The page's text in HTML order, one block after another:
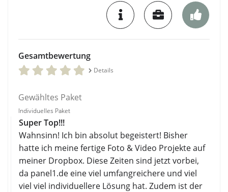
Gesamtbewertung
Details
Gewähltes Paket
Individuelles Paket
Super Top!!!
Wahnsinn! Ich bin absolut begeistert! Bisher
hatte ich meine fertige Foto & Video Projekte auf
meiner Dropbox. Diese Zeiten sind jetzt vorbei,
da panel1.de eine viel umfangreichere und viel
viel viel individuellere Lösung hat. Zudem ist der